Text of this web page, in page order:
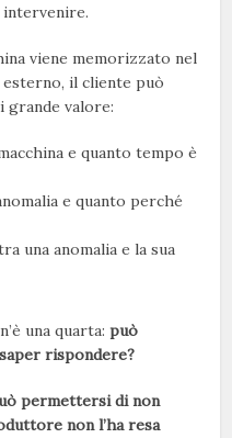
intervenire.
viene memorizzato nel
il cliente può
grande valore:
e quanto tempo è
e quanto perché
una anomalia e la sua
una quarta: può
rispondere?
permettersi di non
non l’ha resa